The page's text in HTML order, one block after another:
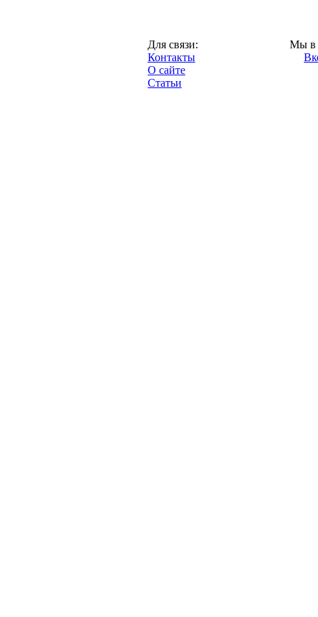
Для связи:
Контакты
О сайте
Статьи
Мы в